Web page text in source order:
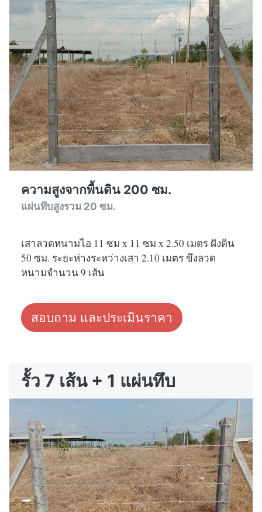
ความสูงจากพื้นดิน 200 ซม.
แผ่นทึบสูงรวม 20 ซม.
เสาลวดหนามไอ 11 ซม x 11 ซม x 2.50 เมตร ฝังดิน
50 ซม. ระยะห่างระหว่างเสา 2.10 เมตร ขึงลวด
หนามจำนวน 9 เส้น
สอบถาม และประเมินราคา
รั้ว 7 เส้น + 1 แผ่นทึบ